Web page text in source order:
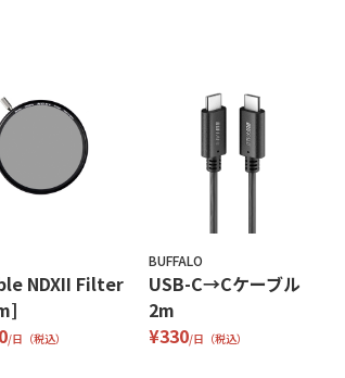
NDXII Filter
/日（税込）
BUFFALO
USB-C→Cケーブル
2m
¥330/日（税込）